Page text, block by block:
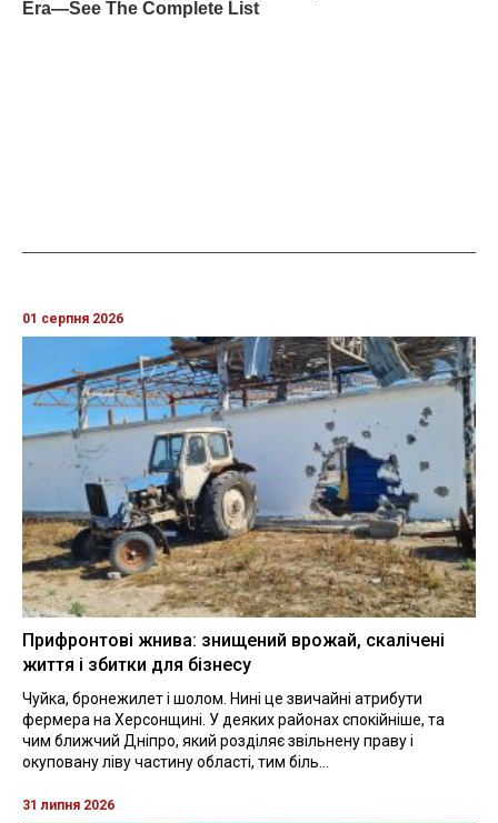
01 серпня 2026
Прифронтові жнива: знищений врожай, скалічені
життя і збитки для бізнесу
Чуйка, бронежилет і шолом. Нині це звичайні атрибути
фермера на Херсонщині. У деяких районах спокійніше, та
чим ближчий Дніпро, який розділяє звільнену праву і
окуповану ліву частину області, тим біль...
31 липня 2026